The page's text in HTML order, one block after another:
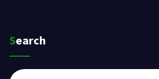
Search
Pencarian